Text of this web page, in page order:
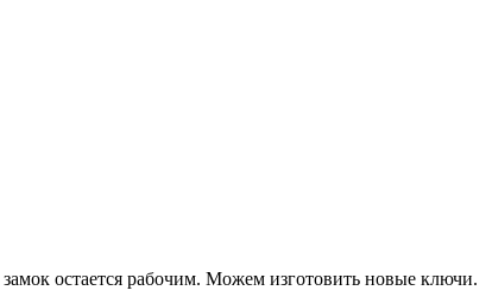
остается рабочим. Можем изготовить новые ключи.